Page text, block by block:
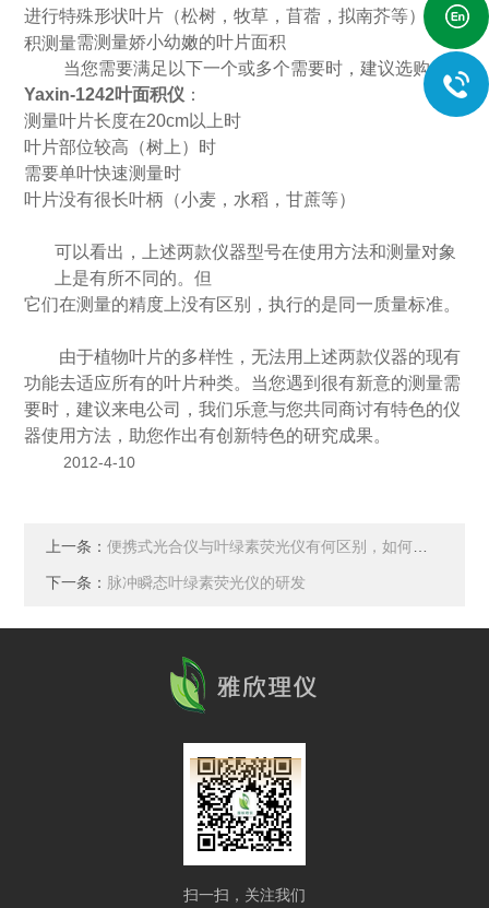
进行特殊形状叶片（松树，牧草，苜蓿，拟南芥等）的面
积测量需测量娇小幼嫩的叶片面积
当您需要满足以下一个或多个需要时，建议选购
Yaxin-1242叶面积仪 ：
测量叶片长度在20cm以上时
叶片部位较高（树上）时
需要单叶快速测量时
叶片没有很长叶柄（小麦，水稻，甘蔗等）
可以看出，上述两款仪器型号在使用方法和测量对象
上是有所不同的。但
它们在测量的精度上没有区别，执行的是同一质量标准。
由于植物叶片的多样性，无法用上述两款仪器的现有
功能去适应所有的叶片种类。当您遇到很有新意的测量需
要时，建议来电公司，我们乐意与您共同商讨有特色的仪
器使用方法，助您作出有创新特色的研究成果。
2012-4-10
上一条：便携式光合仪与叶绿素荧光仪有何区别，如何选择？
下一条： 脉冲瞬态叶绿素荧光仪的研发
扫一扫，关注我们